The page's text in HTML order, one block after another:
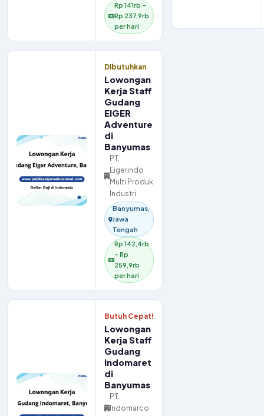
Rp 141rb –
Rp 237,9rb
per hari
Dibutuhkan
Lowongan
Kerja Staff
Gudang
EIGER
Adventure
di
Banyumas
PT.
Eigerindo
Multi Produk
Industri
Banyumas,
Jawa
Tengah
Rp 142,4rb
– Rp
259,9rb
per hari
Butuh Cepat!
Lowongan
Kerja Staff
Gudang
Indomaret
di
Banyumas
PT.
Indomarco